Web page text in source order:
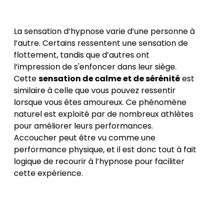
La sensation d’hypnose varie d’une personne à
l’autre. Certains ressentent une sensation de
flottement, tandis que d’autres ont
l’impression de s'enfoncer dans leur siège.
Cettesensation de calme et de sérénitéest
similaire à celle que vous pouvez ressentir
lorsque vous êtes amoureux. Ce phénomène
naturel est exploité par de nombreux athlètes
pour améliorer leurs performances.
Accoucher peut être vu comme une
performance physique, et il est donc tout à fait
logique de recourir à l’hypnose pour faciliter
cette expérience.